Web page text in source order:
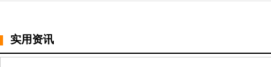
实用资讯